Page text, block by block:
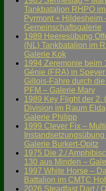
Tankbataljon RHPO
Pyrmont + Hildesheim
Gemeinschaftsgalerie
1989 Heeresübung
(NL) Tankbataljon im
Galerie Kok
1994 Zeremonie beim
Génie (FRA) in
Gillois-Fähre durch
PFM – Galerie Mary
1989 Key Flight der 2.
Division im Raum
Galerie Philipp
1999 Clever Fix –
Galerie Burkert-Opitz
1975 Die 2./
130 aus Minden –
1997 White Horse –
Battalion im CMTC
2026 Steadfast Dart /